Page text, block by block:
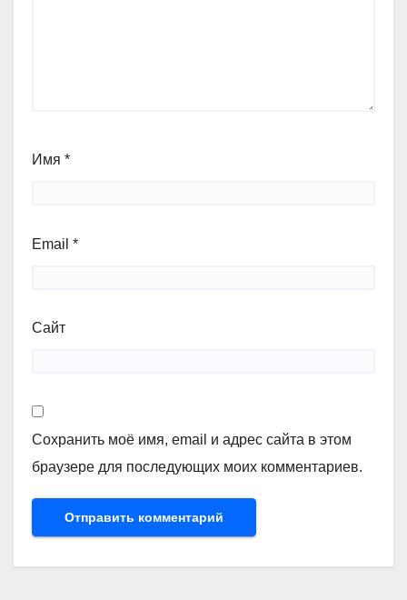
Имя *
Email *
Сайт
Сохранить моё имя, email и адрес сайта в этом
браузере для последующих моих комментариев.